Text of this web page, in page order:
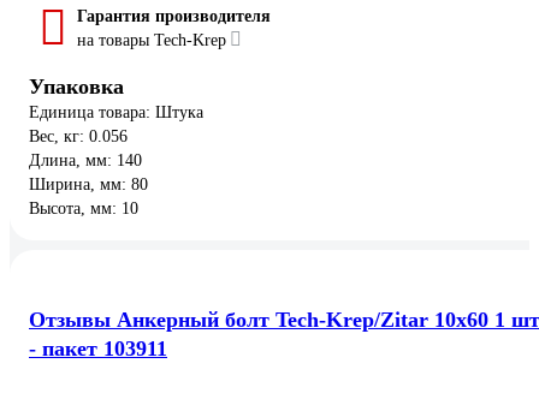
Гарантия производителя
на товары Tech-Krep
Упаковка
Единица товара: Штука
Вес, кг: 0.056
Длина, мм: 140
Ширина, мм: 80
Высота, мм: 10
Отзывы Анкерный болт Tech-Krep/Zitar 10х60 1 шт
- пакет 103911